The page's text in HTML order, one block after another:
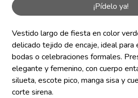
¡Pídelo ya!
Vestido largo de fiesta en color
delicado tejido de encaje, ideal para
bodas o celebraciones formales.
elegante y femenino, con cuerpo
silueta, escote pico, manga sisa y
corte sirena.